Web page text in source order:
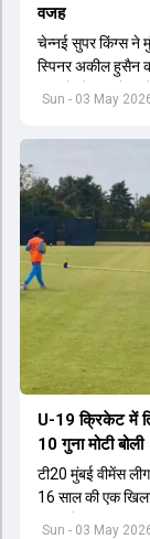
Sun - 03 May
वजह
चेन्नई सुपर किंग्स ने
स्पिनर अकील हुसैन
Sun - 03 May
U-19 क्रिकेट में
10 गुना मोटी बोली
टी20 मुंबई वीमेंस
16 साल की एक